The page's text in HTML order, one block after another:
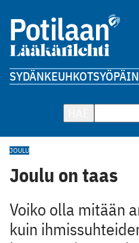
SYDÄNKEUHKOTSYÖPÄ
JOULU
Joulu on taas
Voiko olla mitään
kuin